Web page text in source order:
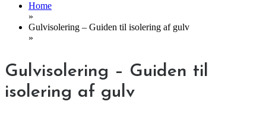
Home
»
Gulvisolering – Guiden til isolering af gulv
»
Gulvisolering – Guiden til
isolering af gulv